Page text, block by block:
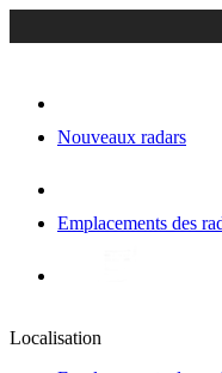
Nouveaux radars
Emplacements des
Localisation